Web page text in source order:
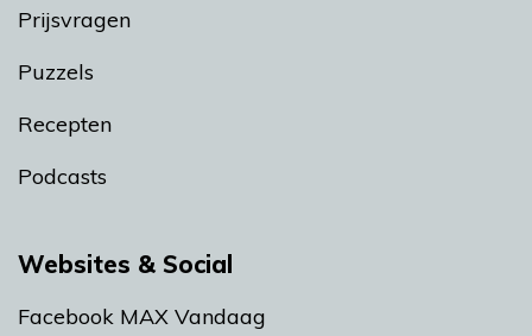
Prijsvragen
Puzzels
Recepten
Podcasts
Websites & Social
Facebook MAX Vandaag